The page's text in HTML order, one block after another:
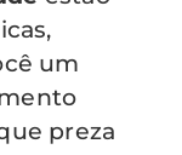
um
preza